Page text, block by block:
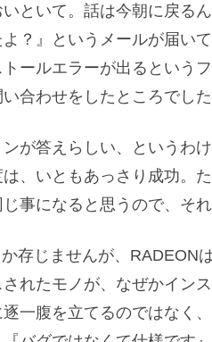
といて。話は今朝に戻る
？』というメールが届い
ールエラーが出るという
合わせをしたところでした
が答えらしい、というわ
、いともあっさり成功。
事になると思うので、それ
存じませんが、RADEON
れたモノが、なぜかイン
一腹を立てるのではなく